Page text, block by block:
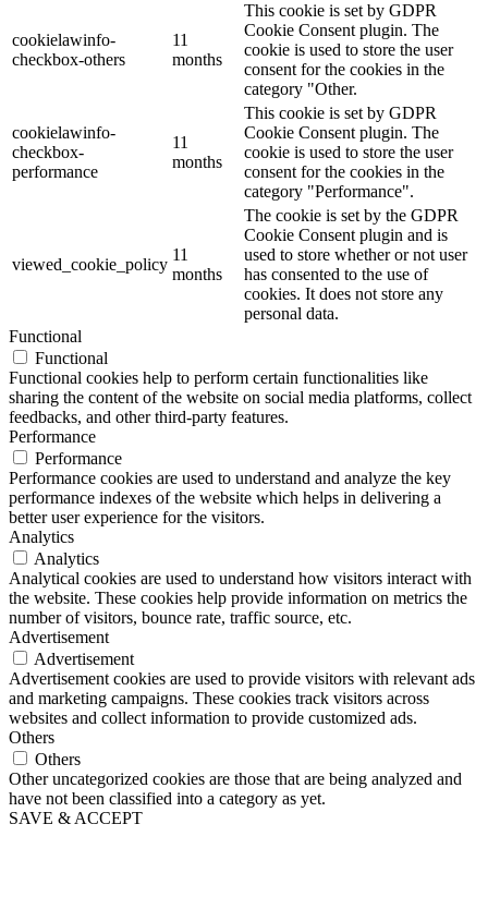
cookielawinfo-
checkbox-others
11
months
This cookie is set by GDPR
Cookie Consent plugin. The
cookie is used to store the user
consent for the cookies in the
category "Other.
cookielawinfo-
checkbox-
performance
11
months
This cookie is set by GDPR
Cookie Consent plugin. The
cookie is used to store the user
consent for the cookies in the
category "Performance".
viewed_cookie_policy
11
months
The cookie is set by the GDPR
Cookie Consent plugin and is
used to store whether or not user
has consented to the use of
cookies. It does not store any
personal data.
Functional
Functional
Functional cookies help to perform certain functionalities like
sharing the content of the website on social media platforms, collect
feedbacks, and other third-party features.
Performance
Performance
Performance cookies are used to understand and analyze the key
performance indexes of the website which helps in delivering a
better user experience for the visitors.
Analytics
Analytics
Analytical cookies are used to understand how visitors interact with
the website. These cookies help provide information on metrics the
number of visitors, bounce rate, traffic source, etc.
Advertisement
Advertisement
Advertisement cookies are used to provide visitors with relevant ads
and marketing campaigns. These cookies track visitors across
websites and collect information to provide customized ads.
Others
Others
Other uncategorized cookies are those that are being analyzed and
have not been classified into a category as yet.
SAVE & ACCEPT